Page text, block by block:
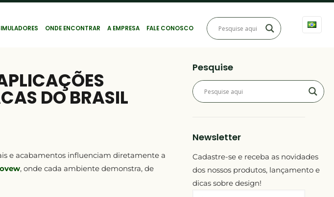
ONDE ENCONTRAR A EMPRESA FALE CONOSCO
DO BRASIL
e acabamentos influenciam diretamente a
, onde cada ambiente demonstra, de
Pesquise
Newsletter
Cadastre-se e receba as novidades
dos nossos produtos, lançamento e
dicas sobre design!